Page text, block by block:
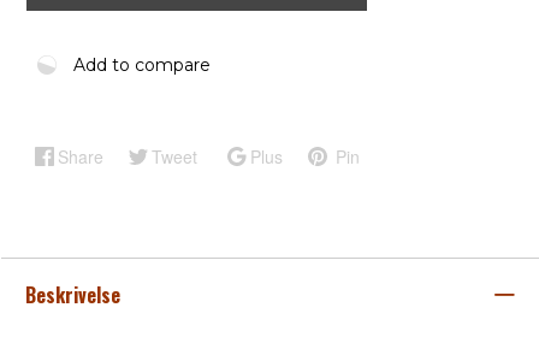
Add to compare
Share Tweet Plus Pin
Beskrivelse